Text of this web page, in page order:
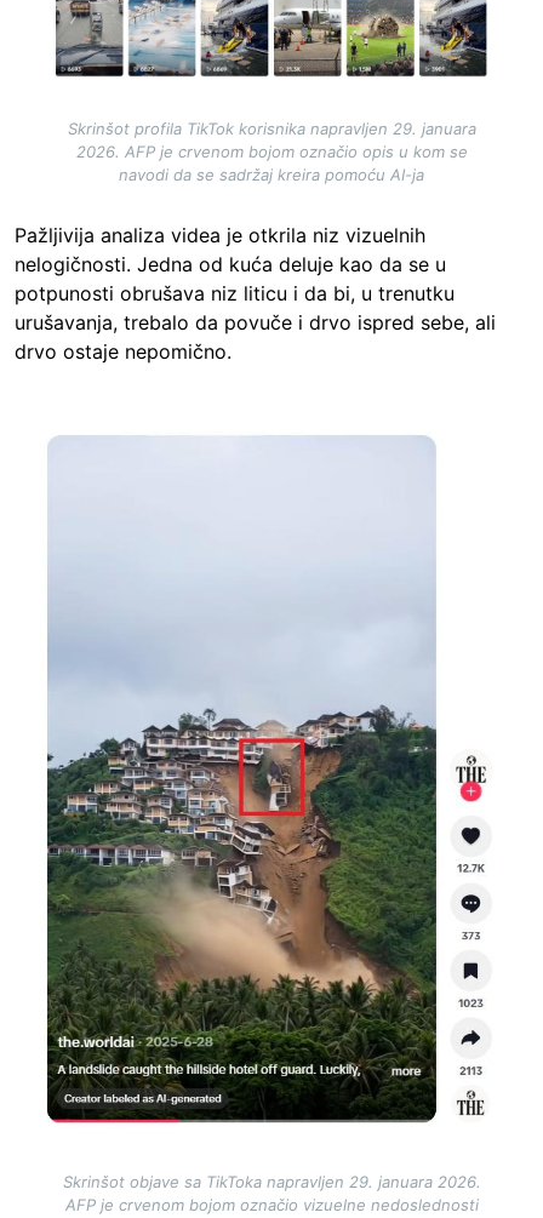
Skrinšot profila TikTok korisnika napravljen 29. januara
2026. AFP je crvenom bojom označio opis u kom se
navodi da se sadržaj kreira pomoću AI-ja
Pažljivija analiza videa je otkrila niz vizuelnih
nelogičnosti. Jedna od kuća deluje kao da se u
potpunosti obrušava niz liticu i da bi, u trenutku
urušavanja, trebalo da povuče i drvo ispred sebe, ali
drvo ostaje nepomično.
Image
Skrinšot objave sa TikToka napravljen 29. januara 2026.
AFP je crvenom bojom označio vizuelne nedoslednosti